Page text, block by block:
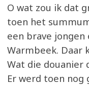
O wat zou ik dat
toen het
een brave
Warmbeek. Daar
Wat die douanier
Er werd toen